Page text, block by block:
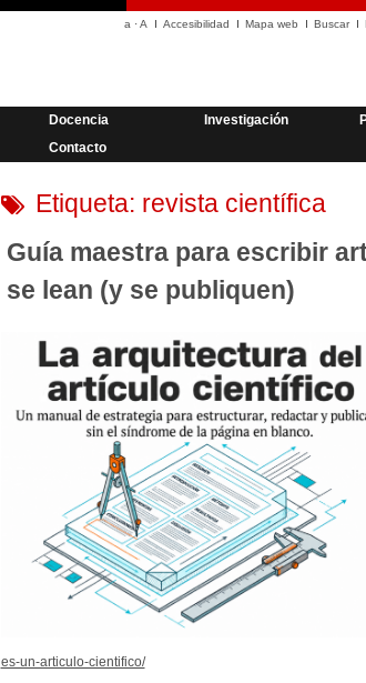
a ·A Accesibilidad Mapa web Buscar
Docencia Investigación
Contacto
Etiqueta: revista científica
Guía maestra para escribir
se lean (y se publiquen)
es-un-articulo-cientifico/